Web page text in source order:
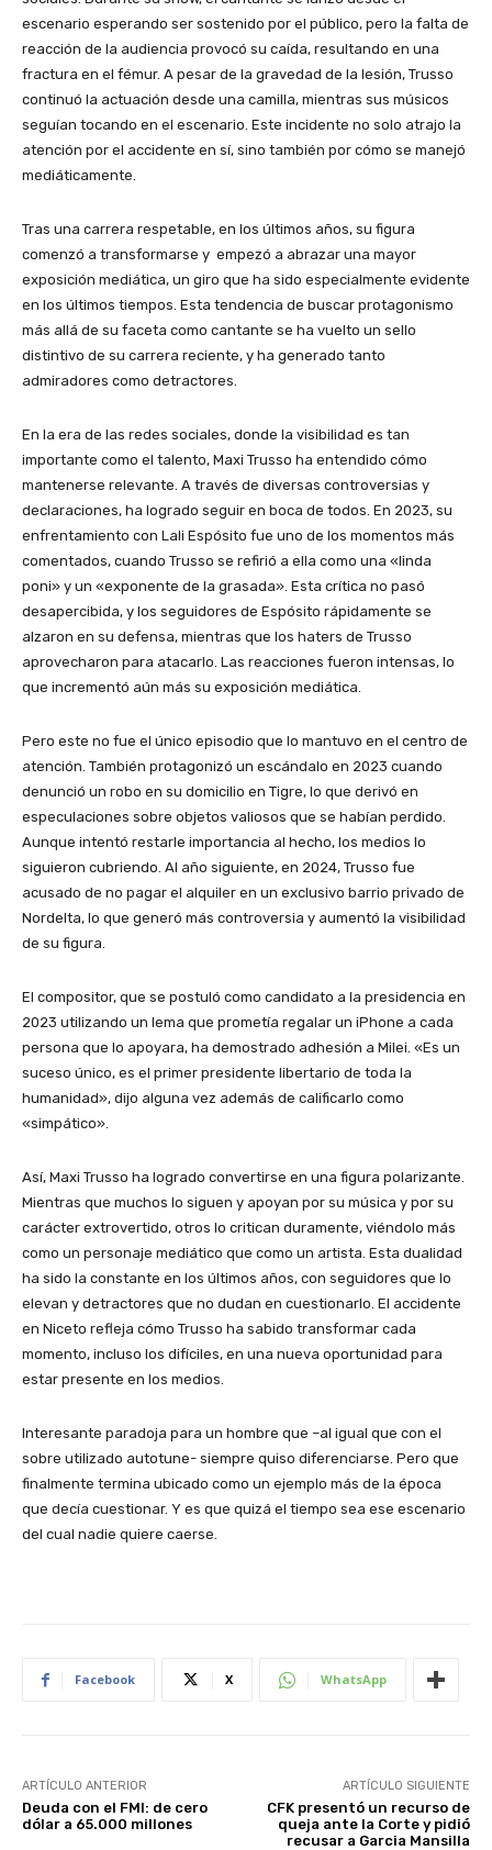
escenario esperando ser sostenido por el público, pero la falta de
reacción de la audiencia provocó su caída, resultando en una
fractura en el fémur. A pesar de la gravedad de la lesión, Trusso
continuó la actuación desde una camilla, mientras sus músicos
seguían tocando en el escenario. Este incidente no solo atrajo la
atención por el accidente en sí, sino también por cómo se manejó
mediáticamente.
Tras una carrera respetable, en los últimos años, su figura
comenzó a transformarse y empezó a abrazar una mayor
exposición mediática, un giro que ha sido especialmente evidente
en los últimos tiempos. Esta tendencia de buscar protagonismo
más allá de su faceta como cantante se ha vuelto un sello
distintivo de su carrera reciente, y ha generado tanto
admiradores como detractores.
En la era de las redes sociales, donde la visibilidad es tan
importante como el talento, Maxi Trusso ha entendido cómo
mantenerse relevante. A través de diversas controversias y
declaraciones, ha logrado seguir en boca de todos. En 2023, su
enfrentamiento con Lali Espósito fue uno de los momentos más
comentados, cuando Trusso se refirió a ella como una «linda
poni» y un «exponente de la grasada». Esta crítica no pasó
desapercibida, y los seguidores de Espósito rápidamente se
alzaron en su defensa, mientras que los haters de Trusso
aprovecharon para atacarlo. Las reacciones fueron intensas, lo
que incrementó aún más su exposición mediática.
Pero este no fue el único episodio que lo mantuvo en el centro de
atención. También protagonizó un escándalo en 2023 cuando
denunció un robo en su domicilio en Tigre, lo que derivó en
especulaciones sobre objetos valiosos que se habían perdido.
Aunque intentó restarle importancia al hecho, los medios lo
siguieron cubriendo. Al año siguiente, en 2024, Trusso fue
acusado de no pagar el alquiler en un exclusivo barrio privado de
Nordelta, lo que generó más controversia y aumentó la visibilidad
de su figura.
El compositor, que se postuló como candidato a la presidencia en
2023 utilizando un lema que prometía regalar un iPhone a cada
persona que lo apoyara, ha demostrado adhesión a Milei. «Es un
suceso único, es el primer presidente libertario de toda la
humanidad», dijo alguna vez además de calificarlo como
«simpático».
Así, Maxi Trusso ha logrado convertirse en una figura polarizante.
Mientras que muchos lo siguen y apoyan por su música y por su
carácter extrovertido, otros lo critican duramente, viéndolo más
como un personaje mediático que como un artista. Esta dualidad
ha sido la constante en los últimos años, con seguidores que lo
elevan y detractores que no dudan en cuestionarlo. El accidente
en Niceto refleja cómo Trusso ha sabido transformar cada
momento, incluso los difíciles, en una nueva oportunidad para
estar presente en los medios.
Interesante paradoja para un hombre que –al igual que con el
sobre utilizado autotune- siempre quiso diferenciarse. Pero que
finalmente termina ubicado como un ejemplo más de la época
que decía cuestionar. Y es que quizá el tiempo sea ese escenario
del cual nadie quiere caerse.
Facebook X WhatsApp
ARTÍCULO ANTERIOR
Deuda con el FMI: de cero
dólar a 65.000 millones
ARTÍCULO SIGUIENTE
CFK presentó un recurso de
queja ante la Corte y pidió
recusar a Garcia Mansilla